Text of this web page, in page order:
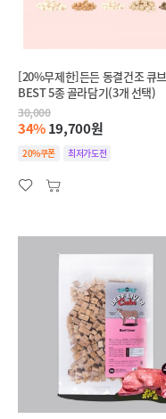
[20%무제한]든든 동결건조 큐브
BEST 5종 골라담기(3개 선택)
30,000
34%19,700원
20%쿠폰 최저가도전